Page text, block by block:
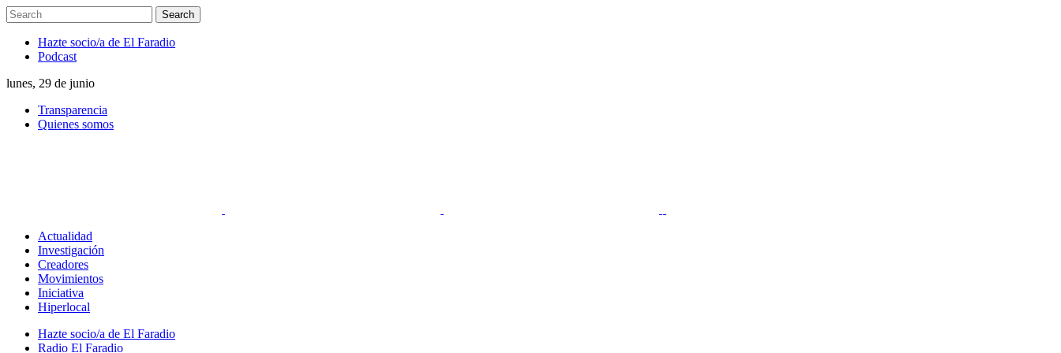
Hazte socio/a de El Faradio
Podcast
lunes, 29 de junio
Transparencia
Quienes somos
Actualidad
Investigación
Creadores
Movimientos
Iniciativa
Hiperlocal
Hazte socio/a de El Faradio
Radio El Faradio